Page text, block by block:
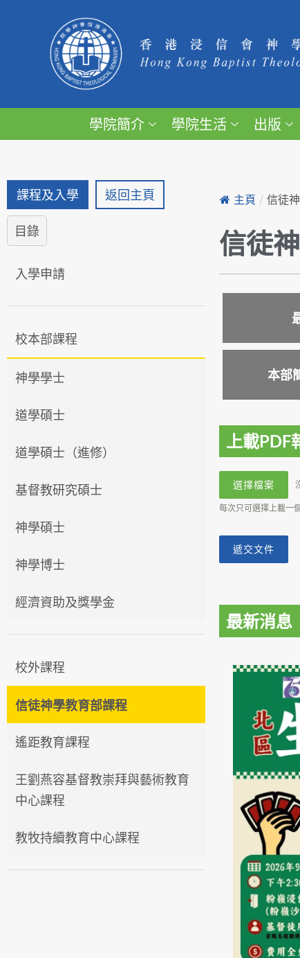
學院簡介 學院生活 出版
課程及入學 返回主頁
目錄
入學申請
校本部課程
神學學士
道學碩士
道學碩士（進修）
基督教研究碩士
神學碩士
神學博士
經濟資助及獎學金
校外課程
信徒神學教育部課程
遙距教育課程
王劉燕容基督教崇拜與藝術教育
中心課程
教牧持續教育中心課程
主頁 / 信徒
信徒
本部
上載PDF
選擇檔案
每次只可選擇上載一
遞交文件
最新消息